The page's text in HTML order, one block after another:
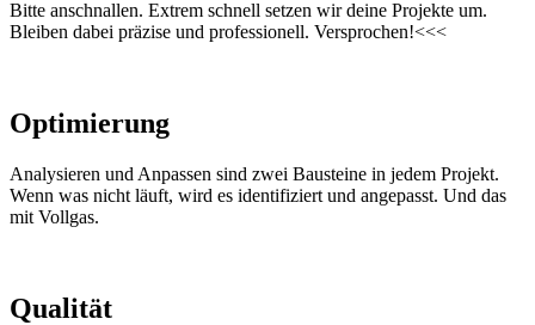
Bitte anschnallen. Extrem schnell setzen wir deine Projekte um.
Bleiben dabei präzise und professionell. Versprochen!<<<
Optimierung
Analysieren und Anpassen sind zwei Bausteine in jedem Projekt.
Wenn was nicht läuft, wird es identifiziert und angepasst. Und das
mit Vollgas.
Qualität